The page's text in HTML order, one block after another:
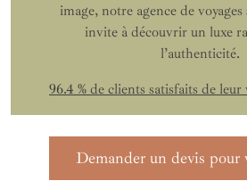
image, notre agence de
invite à découvrir un luxe
l’authenticité.
96.4 % de clients satisfaits de leur
Demander un devis pour